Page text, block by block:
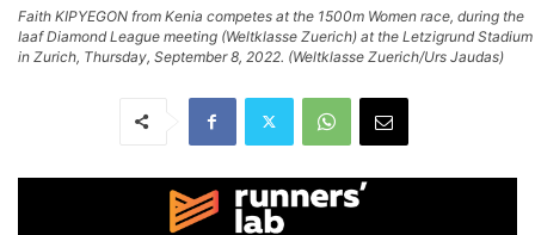
Faith KIPYEGON from Kenia competes at the 1500m Women race, during the
Iaaf Diamond League meeting (Weltklasse Zuerich) at the Letzigrund Stadium
in Zurich, Thursday, September 8, 2022. (Weltklasse Zuerich/Urs Jaudas)